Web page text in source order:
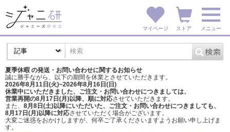
マイページ ストア メニュー
夏季休暇 の発送・お問い合わせに関するお知らせ
誠に勝手ながら、以下の期間を休業とさせていただきます。
2026年8月11日(火)~2026年8月16日(日)
休業中にいただきました、ご注文・お問い合わせにつきましては、
営業再開の8月17日(月)以降、順に対応させていただきます。
また、 8月8日(土)以降にいただいた、ご注文・ お問い合わせにつきましても、
8月17日(月)以降に対応させていただく場合がございます。
大変ご迷惑をおかけしますが、 何卒ご了承くださいますようお願い申し上げま
す。